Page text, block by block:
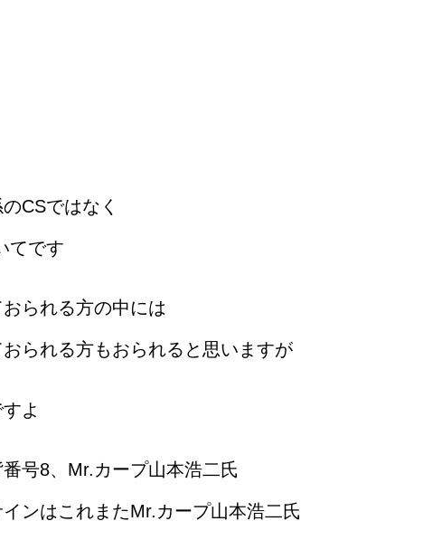
CSではなく
てです
られる方の中には
られる方もおられると思いますが
よ
号8、Mr.カープ山本浩二氏
ンはこれまたMr.カープ山本浩二氏